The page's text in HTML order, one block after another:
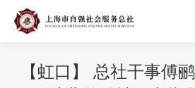
【虹口】 总社干事傅